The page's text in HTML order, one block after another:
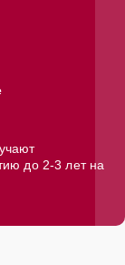
до 2-3 лет на